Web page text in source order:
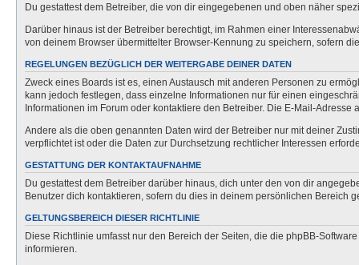
Du gestattest dem Betreiber, die von dir eingegebenen und oben näher
Darüber hinaus ist der Betreiber berechtigt, im Rahmen einer
von deinem Browser übermittelter Browser-Kennung zu speichern, sofern
REGELUNGEN BEZÜGLICH DER WEITERGABE DEINER DATEN
Zweck eines Boards ist es, einen Austausch mit anderen Personen zu
kann jedoch festlegen, dass einzelne Informationen nur für einen
Informationen im Forum oder kontaktiere den Betreiber. Die E-Mail-
Andere als die oben genannten Daten wird der Betreiber nur mit deiner
verpflichtet ist oder die Daten zur Durchsetzung rechtlicher Interessen
GESTATTUNG DER KONTAKTAUFNAHME
Du gestattest dem Betreiber darüber hinaus, dich unter den von dir
Benutzer dich kontaktieren, sofern du dies in deinem persönlichen Bereich
GELTUNGSBEREICH DIESER RICHTLINIE
Diese Richtlinie umfasst nur den Bereich der Seiten, die die phpBB-
informieren.